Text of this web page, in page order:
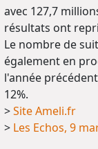
avec 127,7
résultats ont
Le nombre de
également en
l'année
12%.
>Site Ameli.fr
> Les Echos, 9